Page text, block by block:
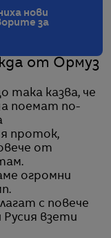
нови
за
от Ормуз
така казва, че
поемат по-
проток,
от
огромни
с повече
взети